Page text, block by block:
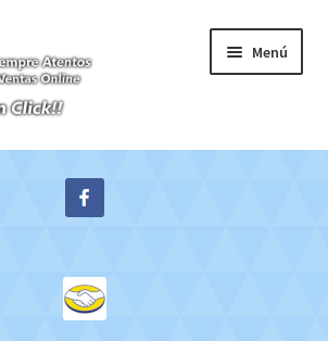
Menú